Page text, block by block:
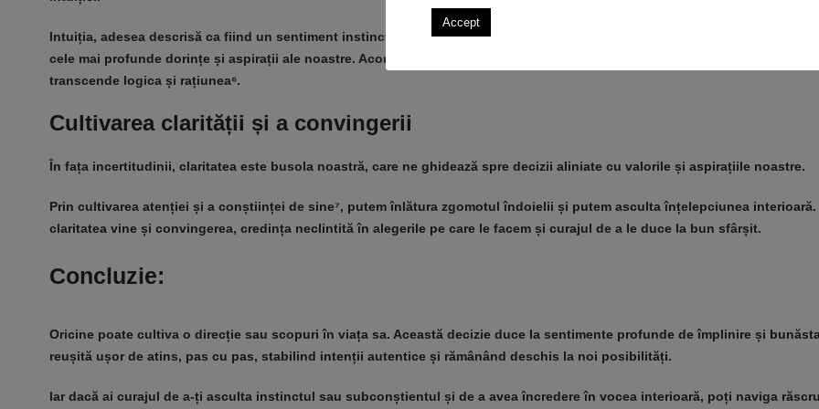
Intuiția, adesea descrisă ca fiind un sentiment instinctiv sau o cunoaștere interioară, ne poate ghida spre alegeri care
cele mai profunde dorințe și aspirații ale noastre. Acordându-ne la intuiția noastră, putem accesa un izvor de înțelepciune
transcende logica și rațiunea⁶.
Cultivarea clarității și a convingerii
În fața incertitudinii, claritatea este busola noastră, care ne ghidează spre decizii aliniate cu valorile și aspirațiile noastre.
Prin cultivarea atenției și a conștiinței de sine⁷, putem înlătura zgomotul îndoielii și putem asculta înțelepciunea interioară.
claritatea vine și convingerea, credința neclintită în alegerile pe care le facem și curajul de a le duce la bun sfârșit.
Concluzie:
Oricine poate cultiva o direcție sau scopuri în viața sa. Această decizie duce la sentimente profunde de împlinire și
reușită ușor de atins, pas cu pas, stabilind intenții autentice și rămânând deschis la noi posibilități.
Iar dacă ai curajul de a-ți asculta instinctul sau subconștientul și de a avea încredere în vocea interioară, poți naviga
Accept